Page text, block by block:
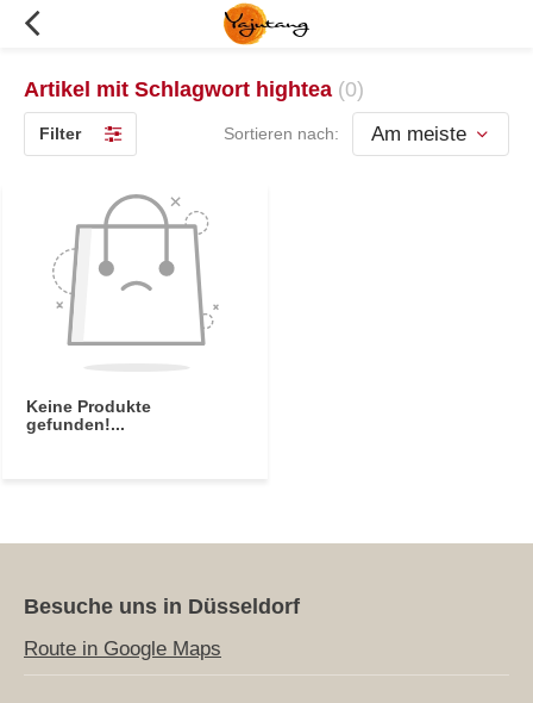
Artikel mit Schlagwort hightea (0)
Filter Sortieren nach:
Keine Produkte
gefunden!...
Besuche uns in Düsseldorf
Route in Google Maps